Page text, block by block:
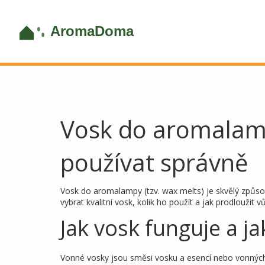
Vosk do
používat správně
Vosk do aromalampy (tzv. wax melts) je skvělý
vybrat kvalitní vosk, kolik ho použít a jak prodloužit
Jak vosk funguje a
Vonné vosky jsou směsi vosku a esencí nebo